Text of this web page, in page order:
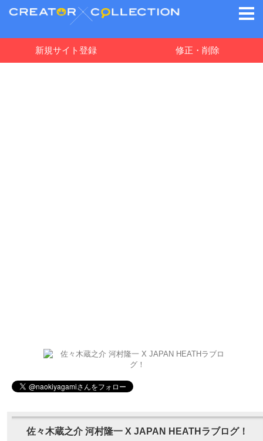
新規サイト登録 修正・削除
佐々木蔵之介 河村隆一 X JAPAN HEATHラブログ！